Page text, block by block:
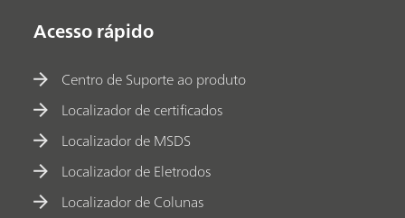
Acesso rápido
Centro de Suporte ao produto
Localizador de certificados
Localizador de MSDS
Localizador de Eletrodos
Localizador de Colunas